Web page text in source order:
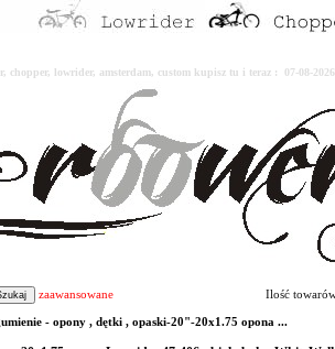
chopper, lowrider, amsterdam, custom kupisz tu i teraz : 07-08-
zaawansowane Ilość
- opony , dętki , opaski-20"-20x1.75 opona ...